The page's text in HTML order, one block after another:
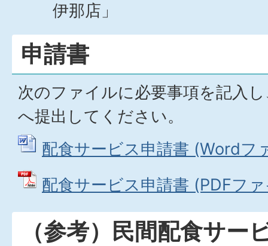
伊那店」
申請書
次のファイルに必要事項を記入
へ提出してください。
配食サービス申請書 (Wordフ
配食サービス申請書 (PDFフ
（参考）民間配食サー